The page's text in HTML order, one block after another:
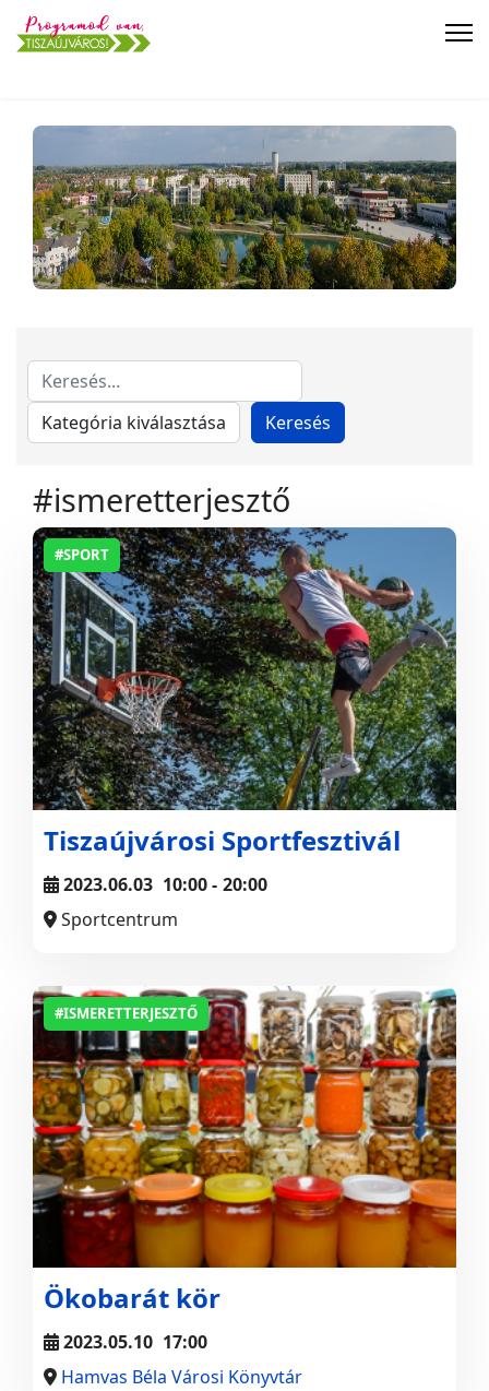
#ismeretterjesztő
#SPORT
Tiszaújvárosi Sportfesztivál
2023.06.03 10:00- 20:00
Sportcentrum
#ISMERETTERJESZTŐ
Ökobarát kör
2023.05.10 17:00
Hamvas Béla Városi Könyvtár